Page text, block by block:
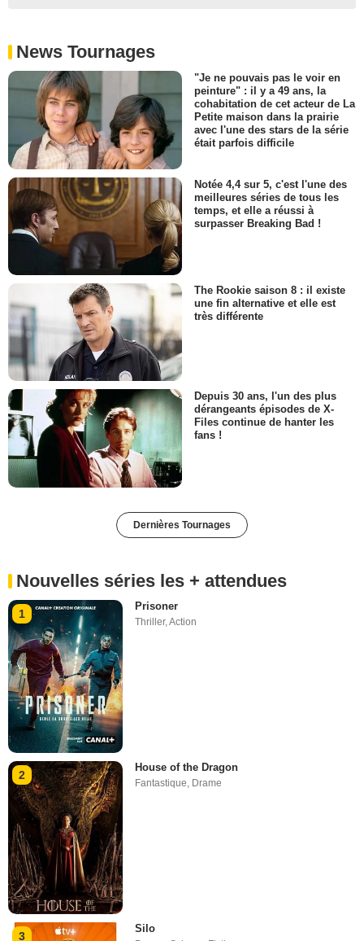
News Tournages
"Je ne pouvais pas le voir en
peinture" : il y a 49 ans, la
cohabitation de cet acteur de La
Petite maison dans la prairie
avec l'une des stars de la série
était parfois difficile
Notée 4,4 sur 5, c'est l'une des
meilleures séries de tous les
temps, et elle a réussi à
surpasser Breaking Bad !
The Rookie saison 8 : il existe
une fin alternative et elle est
très différente
Depuis 30 ans, l'un des plus
dérangeants épisodes de X-
Files continue de hanter les
fans !
Dernières Tournages
Nouvelles séries les + attendues
1
Prisoner
Thriller,Action
2
House of the Dragon
Fantastique, Drame
3
Silo